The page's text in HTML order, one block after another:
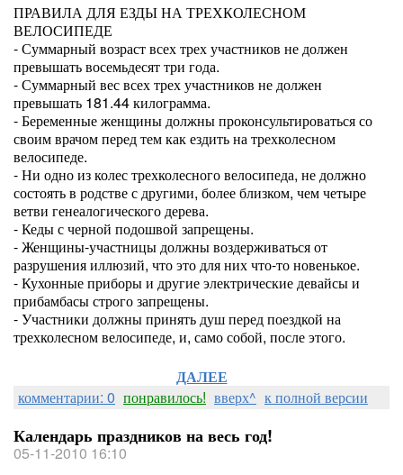
ПРАВИЛА ДЛЯ ЕЗДЫ НА ТРЕХКОЛЕСНОМ
ВЕЛОСИПЕДЕ
- Суммарный возраст всех трех участников не должен
превышать восемьдесят три года.
- Суммарный вес всех трех участников не должен
превышать 181.44 килограмма.
- Беременные женщины должны проконсультироваться со
своим врачом перед тем как ездить на трехколесном
велосипеде.
- Ни одно из колес трехколесного велосипеда, не должно
состоять в родстве с другими, более близком, чем четыре
ветви генеалогического дерева.
- Кеды с черной подошвой запрещены.
- Женщины-участницы должны воздерживаться от
разрушения иллюзий, что это для них что-то новенькое.
- Кухонные приборы и другие электрические девайсы и
прибамбасы строго запрещены.
- Участники должны принять душ перед поездкой на
трехколесном велосипеде, и, само собой, после этого.
ДАЛЕЕ
комментарии: 0 понравилось! вверх^ к полной версии
Календарь праздников на весь год!
05-11-2010 16:10